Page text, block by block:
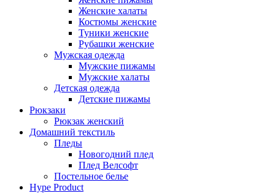
Женские халаты
Костюмы женские
Туники женские
Рубашки женские
Мужская одежда
Мужские пижамы
Мужские халаты
Детская одежда
Детские пижамы
Рюкзаки
Рюкзак женский
Домашний текстиль
Пледы
Новогодний плед
Плед Велсофт
Постельное белье
Hype Product